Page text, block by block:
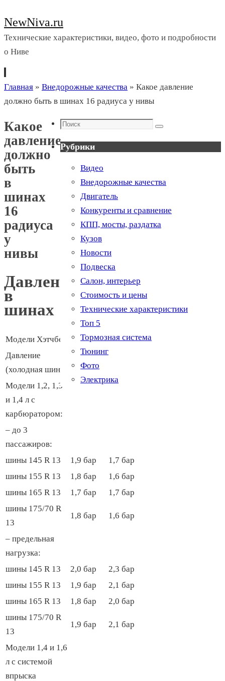
NewNiva.ru
Технические характеристики, видео, фото и подробности
о Ниве
Перейти
к
Главная » Внедорожные качества » Какое давление
должно быть в шинах 16 радиуса у нивы
Какое
давление
должно
быть
в
шинах
16
радиуса
у
нивы
Давление
в
шинах
Модели Хэтчбек
Давление
(холодная шина)
Передние
Модели 1,2, 1,3
и 1,4 л с
карбюратором:
– до 3
пассажиров:
шины 145 R 13
1,9 бар
1,7 бар
шины 155 R 13
1,8 бар
1,6 бар
шины 165 R 13
1,7 бар
1,7 бар
шины 175/70 R
13
1,8 бар 1,6 бар
– предельная
нагрузка:
шины 145 R 13
2,0 бар
2,3 бар
шины 155 R 13
1,9 бар
2,1 бар
шины 165 R 13
1,8 бар
2,0 бар
шины 175/70 R
13
1,9 бар 2,1 бар
Модели 1,4 и 1,6
л с системой
впрыска
Поиск
Поиск
Рубрики
Видео
Внедорожные качества
Двигатель
Конкуренты и сравнение
КПП, мосты, раздатка
Кузов
Новости
Подвеска
Салон, интерьер
Стоимость и цены
Технические характеристики
Топ 5
Тормозная система
Тюнинг
Фото
Электрика